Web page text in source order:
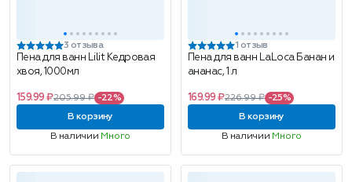
3 отзыва
Пена для ванн Lilit Кедровая
хвоя, 1000мл
159.99 ₽205.99 ₽ -22%
В корзину
В наличии Много
1 отзыв
Пена для ванн LaLoca Банан и
ананас, 1 л
169.99 ₽226.99 ₽ -25%
В корзину
В наличии Много